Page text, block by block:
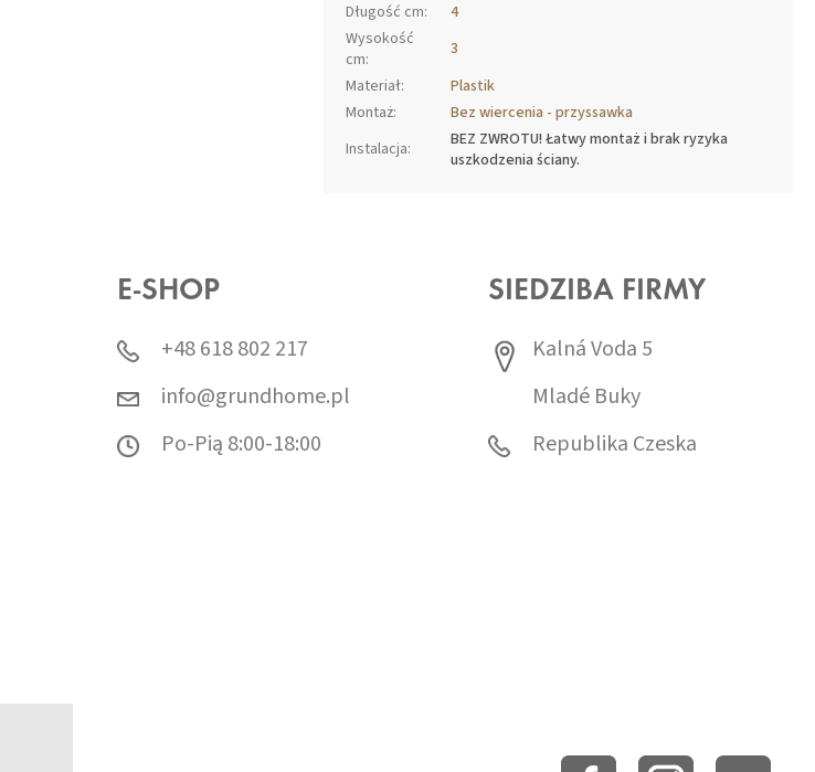
Długość cm:
4
Wysokość
cm:
3
Materiał:
Plastik
Montaż:
Bez wiercenia - przyssawka
Instalacja:
BEZ ZWROTU! Łatwy montaż i brak ryzyka
uszkodzenia ściany.
E-SHOP
+48 618 802 217
info@grundhome.pl
Po-Pią 8:00-18:00
SIEDZIBA FIRMY
Kalná Voda 5
Mladé Buky
Republika Czeska